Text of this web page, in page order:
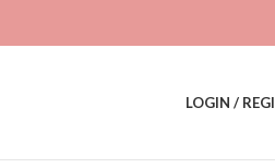
LOGIN /